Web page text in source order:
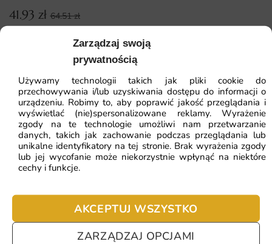
Zarządzaj swoją
prywatnością
Używamy technologii takich jak pliki cookie do
przechowywania i/lub uzyskiwania dostępu do informacji o
urządzeniu. Robimy to, aby poprawić jakość przeglądania i
wyświetlać (nie)spersonalizowane reklamy. Wyrażenie
zgody na te technologie umożliwi nam przetwarzanie
danych, takich jak zachowanie podczas przeglądania lub
unikalne identyfikatory na tej stronie. Brak wyrażenia zgody
lub jej wycofanie może niekorzystnie wpłynąć na niektóre
cechy i funkcje.
AKCEPTUJ WSZYSTKO
ZARZĄDZAJ OPCJAMI
Wysoka jakość materiałów zapewniająca trwałość.
Bezpieczne, nietoksyczne farby, idealne dla dzieci.
Łatwy i szybki montaż, nawet dla początkujących.
Unikalny design, który rozwija wyobraźnię i
zainteresowania dzieci.
41.93 zł 64.51zł
ZOBACZ WSZYSTKIE
Najczęściej zadawane pytania
Pomagamy i doradzamy przy każdym zakupie. Ale jeżeli
nie chcesz czekać – sprawdź najczęściej zadawane pytania.